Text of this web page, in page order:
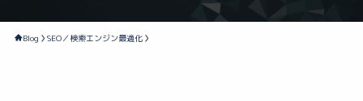
Blog SEO／検索エンジン最適化